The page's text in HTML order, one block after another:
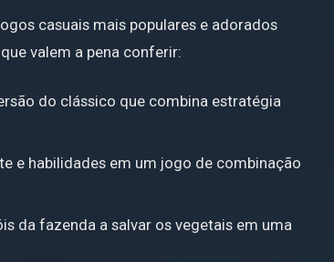
casuais mais populares e adorados
valem a pena conferir:
do clássico que combina estratégia
e habilidades em um jogo de combinação
da fazenda a salvar os vegetais em uma